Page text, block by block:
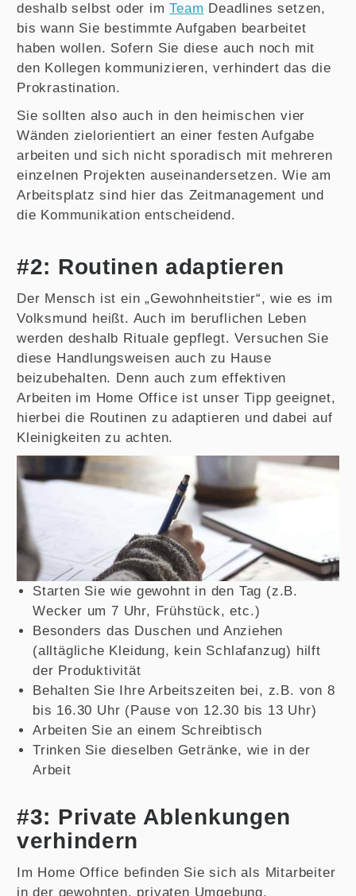
deshalb selbst oder imTeam Deadlines setzen,
bis wann Sie bestimmte Aufgaben bearbeitet
haben wollen. Sofern Sie diese auch noch mit
den Kollegen kommunizieren, verhindert das die
Prokrastination.
Sie sollten also auch in den heimischen vier
Wänden zielorientiert an einer festen Aufgabe
arbeiten und sich nicht sporadisch mit mehreren
einzelnen Projekten auseinandersetzen. Wie am
Arbeitsplatz sind hier das Zeitmanagement und
die Kommunikation entscheidend.
#2: Routinen adaptieren
Der Mensch ist ein „Gewohnheitstier“, wie es im
Volksmund heißt. Auch im beruflichen Leben
werden deshalb Rituale gepflegt. Versuchen Sie
diese Handlungsweisen auch zu Hause
beizubehalten. Denn auch zum effektiven
Arbeiten im Home Office ist unser Tipp geeignet,
hierbei die Routinen zu adaptieren und dabei auf
Kleinigkeiten zu achten.
Starten Sie wie gewohnt in den Tag (z.B.
Wecker um 7 Uhr, Frühstück, etc.)
Besonders das Duschen und Anziehen
(alltägliche Kleidung, kein Schlafanzug) hilft
der Produktivität
Behalten Sie Ihre Arbeitszeiten bei, z.B. von 8
bis 16.30 Uhr (Pause von 12.30 bis 13 Uhr)
Arbeiten Sie an einem Schreibtisch
Trinken Sie dieselben Getränke, wie in der
Arbeit
#3: Private Ablenkungen
verhindern
Im Home Office befinden Sie sich als Mitarbeiter
in der gewohnten, privaten Umgebung.